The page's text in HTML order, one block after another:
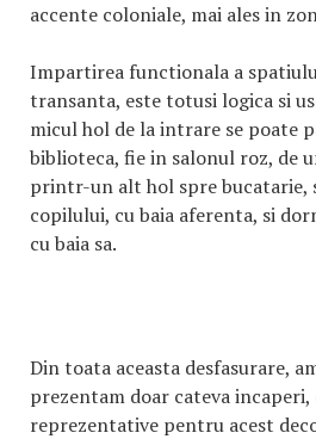
accente coloniale, mai ales in
Impartirea functionala a
transanta, este totusi logica si
micul hol de la intrare se poate
biblioteca, fie in salonul roz, de
printr-un alt hol spre bucatarie,
copilului, cu baia aferenta, si
cu baia sa.
Din toata aceasta desfasurare,
prezentam doar cateva incaperi,
reprezentative pentru acest